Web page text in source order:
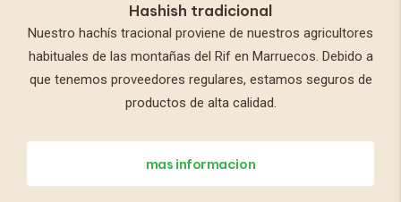
Hashish tradicional
Nuestro hachís tracional proviene de nuestros agricultores
habituales de las montañas del Rif en Marruecos. Debido a
que tenemos proveedores regulares, estamos seguros de
productos de alta calidad.
mas informacion